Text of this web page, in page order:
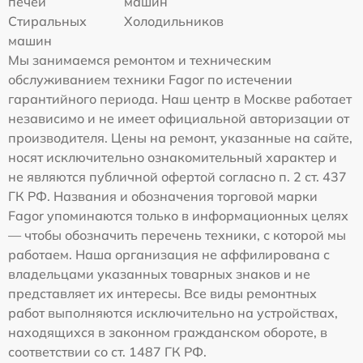
Стиральных
машин
Холодильников
Мы занимаемся ремонтом и техническим
обслуживанием техники Fagor по истечении
гарантийного периода. Наш центр в Москве работает
независимо и не имеет официальной авторизации от
производителя. Цены на ремонт, указанные на сайте,
носят исключительно ознакомительный характер и
не являются публичной офертой согласно п. 2 ст. 437
ГК РФ. Названия и обозначения торговой марки
Fagor упоминаются только в информационных целях
— чтобы обозначить перечень техники, с которой мы
работаем. Наша организация не аффилирована с
владельцами указанных товарных знаков и не
представляет их интересы. Все виды ремонтных
работ выполняются исключительно на устройствах,
находящихся в законном гражданском обороте, в
соответствии со ст. 1487 ГК РФ.